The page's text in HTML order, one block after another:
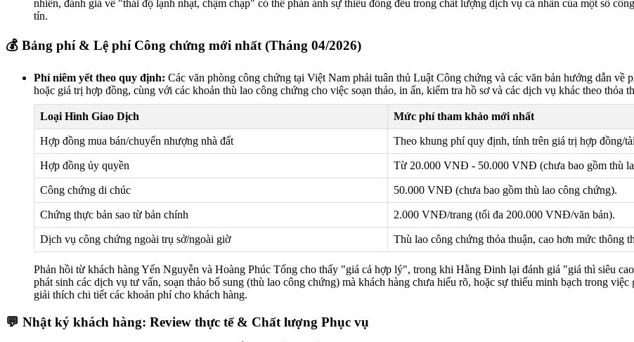
nhiên, đánh giá về "thái độ lạnh nhạt, chậm chạp" có thể phản ánh sự thiếu đồng đều trong chất lượng dịch vụ cá nhân của một số
tín.
💰 Bảng phí & Lệ phí Công chứng mới nhất (Tháng 04/2026)
Phí niêm yết theo quy định: Các văn phòng công chứng tại Việt Nam phải tuân thủ Luật Công chứng và các văn bản hướng dẫn
hoặc giá trị hợp đồng, cùng với các khoản thù lao công chứng cho việc soạn thảo, in ấn, kiểm tra hồ sơ và các dịch vụ khác theo thỏa
Loại Hình Giao Dịch Mức phí tham khảo mới nhất
Hợp đồng mua bán/chuyển nhượng nhà đất Theo khung phí quy định, tính trên giá trị hợp đồng/
Hợp đồng ủy quyền Từ 20.000 VNĐ - 50.000 VNĐ (chưa bao gồm thù
Công chứng di chúc 50.000 VNĐ (chưa bao gồm thù lao công chứng).
Chứng thực bản sao từ bản chính 2.000 VNĐ/trang (tối đa 200.000 VNĐ/văn bản).
Dịch vụ công chứng ngoài trụ sở/ngoài giờ Thù lao công chứng thỏa thuận, cao hơn mức thông
Phản hồi từ khách hàng Yến Nguyễn và Hoàng Phúc Tống cho thấy "giá cả hợp lý", trong khi Hằng Đinh lại đánh giá "giá thì siêu
phát sinh các dịch vụ tư vấn, soạn thảo bổ sung (thù lao công chứng) mà khách hàng chưa hiểu rõ, hoặc sự thiếu minh bạch trong
giải thích chi tiết các khoản phí cho khách hàng.
💬 Nhật ký khách hàng: Review thực tế & Chất lượng Phục vụ